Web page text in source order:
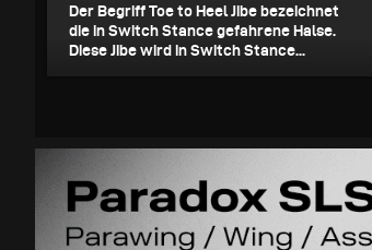
Der Begriff Toe to Heel Jibe bezeichnet
die in Switch Stance gefahrene Halse.
Diese Jibe wird in Switch Stance...